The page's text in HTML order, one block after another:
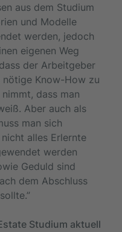
aus dem Studium
und Modelle
werden, jedoch
eigenen Weg
der Arbeitgeber
nötige Know-How zu
dass man
Aber auch als
man sich
alles Erlernte
werden
Geduld sind
dem Abschluss
Studium aktuell